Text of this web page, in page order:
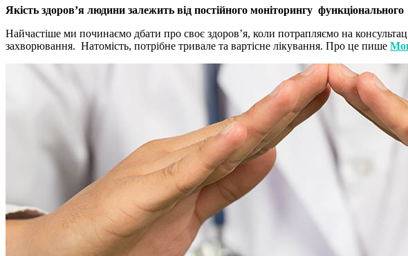
Якість здоров’я людини залежить від постійного моніторингу
Найчастіше ми починаємо дбати про своє здоров’я, коли потрапляємо на
захворювання. Натомість, потрібне тривале та вартісне лікування. Про це пише